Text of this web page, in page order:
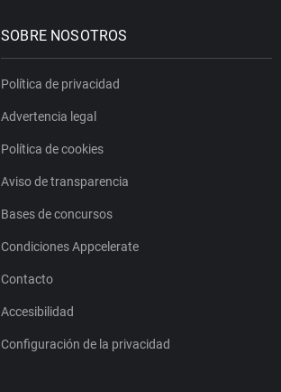
SOBRE NOSOTROS
Política de privacidad
Advertencia legal
Política de cookies
Aviso de transparencia
Bases de concursos
Condiciones Appcelerate
Contacto
Accesibilidad
Configuración de la privacidad